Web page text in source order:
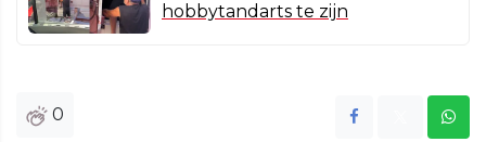
hobbytandarts te zijn
0